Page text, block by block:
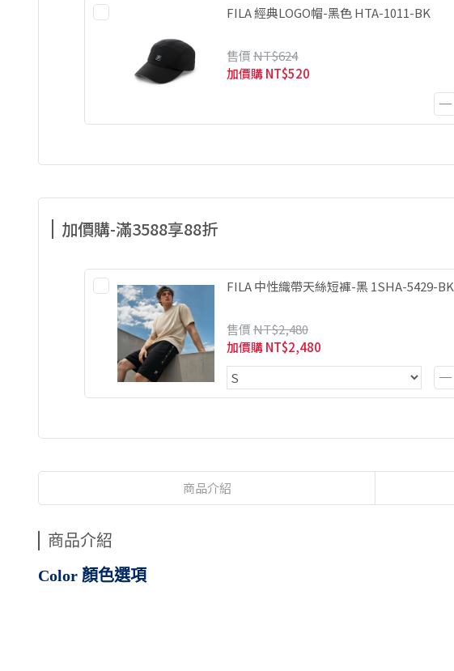
FILA 經典LOGO帽-黑色 HTA-1011-BK
售價NT$624
加價購NT$520
加價購-滿3588享88折
FILA 中性織帶天絲短褲-黑 1SHA-5429-BK
售價NT$2,480
加價購NT$2,480
商品介紹
商品介紹
Color 顏色選項